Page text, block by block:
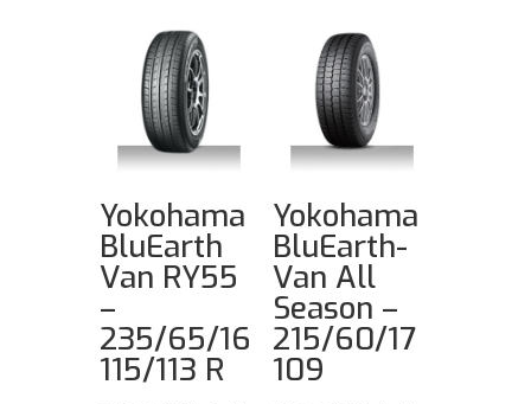
Yokohama
BluEarth
Van RY55
–
235/65/16
115/113 R
Yokohama
BluEarth-
Van All
Season –
215/60/17
109